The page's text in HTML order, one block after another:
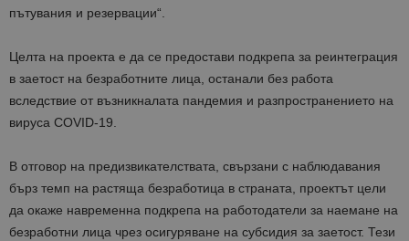
пътувания и резервации“.
Целта на проекта е да се предостави подкрепа за реинтеграция
в заетост на безработните лица, останали без работа
вследствие от възникналата пандемия и разпространението на
вируса COVID-19.
В отговор на предизвикателствата, свързани с наблюдавания
бърз темп на растяща безработица в страната, проектът цели
да окаже навременна подкрепа на работодатели за наемане на
безработни лица чрез осигуряване на субсидия за заетост. Тези